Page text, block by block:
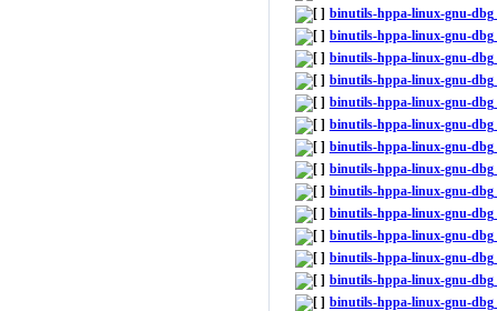
binutils-hppa-linux-gnu-
binutils-hppa-linux-gnu-
binutils-hppa-linux-gnu-
binutils-hppa-linux-gnu-
binutils-hppa-linux-gnu-
binutils-hppa-linux-gnu-
binutils-hppa-linux-gnu-
binutils-hppa-linux-gnu-
binutils-hppa-linux-gnu-
binutils-hppa-linux-gnu-
binutils-hppa-linux-gnu-
binutils-hppa-linux-gnu-
binutils-hppa-linux-gnu-
binutils-hppa-linux-gnu-